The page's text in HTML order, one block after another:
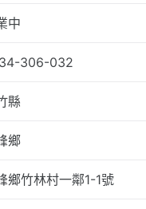
中
306-032
縣
鄉
鄉竹林村一鄰1-1號